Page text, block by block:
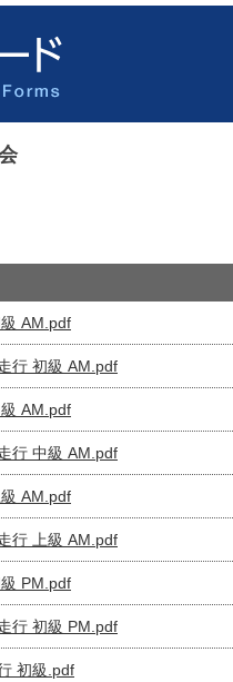
AM.pdf
行 初級 AM.pdf
AM.pdf
行 中級 AM.pdf
AM.pdf
行 上級 AM.pdf
PM.pdf
行 初級 PM.pdf
初級.pdf